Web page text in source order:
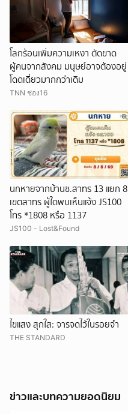
โลกร้อนเพิ่มความเหงา ตัดขาด
ผู้คนจากสังคม มนุษย์อาจต้องอยู่
โดดเดี่ยวมากกว่าเดิม
TNN ช่อง16
นกหายจากบ้านซ.สาทร 13 แยก 8
เขตสาทร ผู้ใดพบเห็นแจ้ง JS100
โทร *1808 หรือ 1137
JS100 - Lost&Found
ไขแสง สุกใส: จารจดไว้ในรอยจำ
THE STANDARD
ข่าวและบทความยอดนิยม